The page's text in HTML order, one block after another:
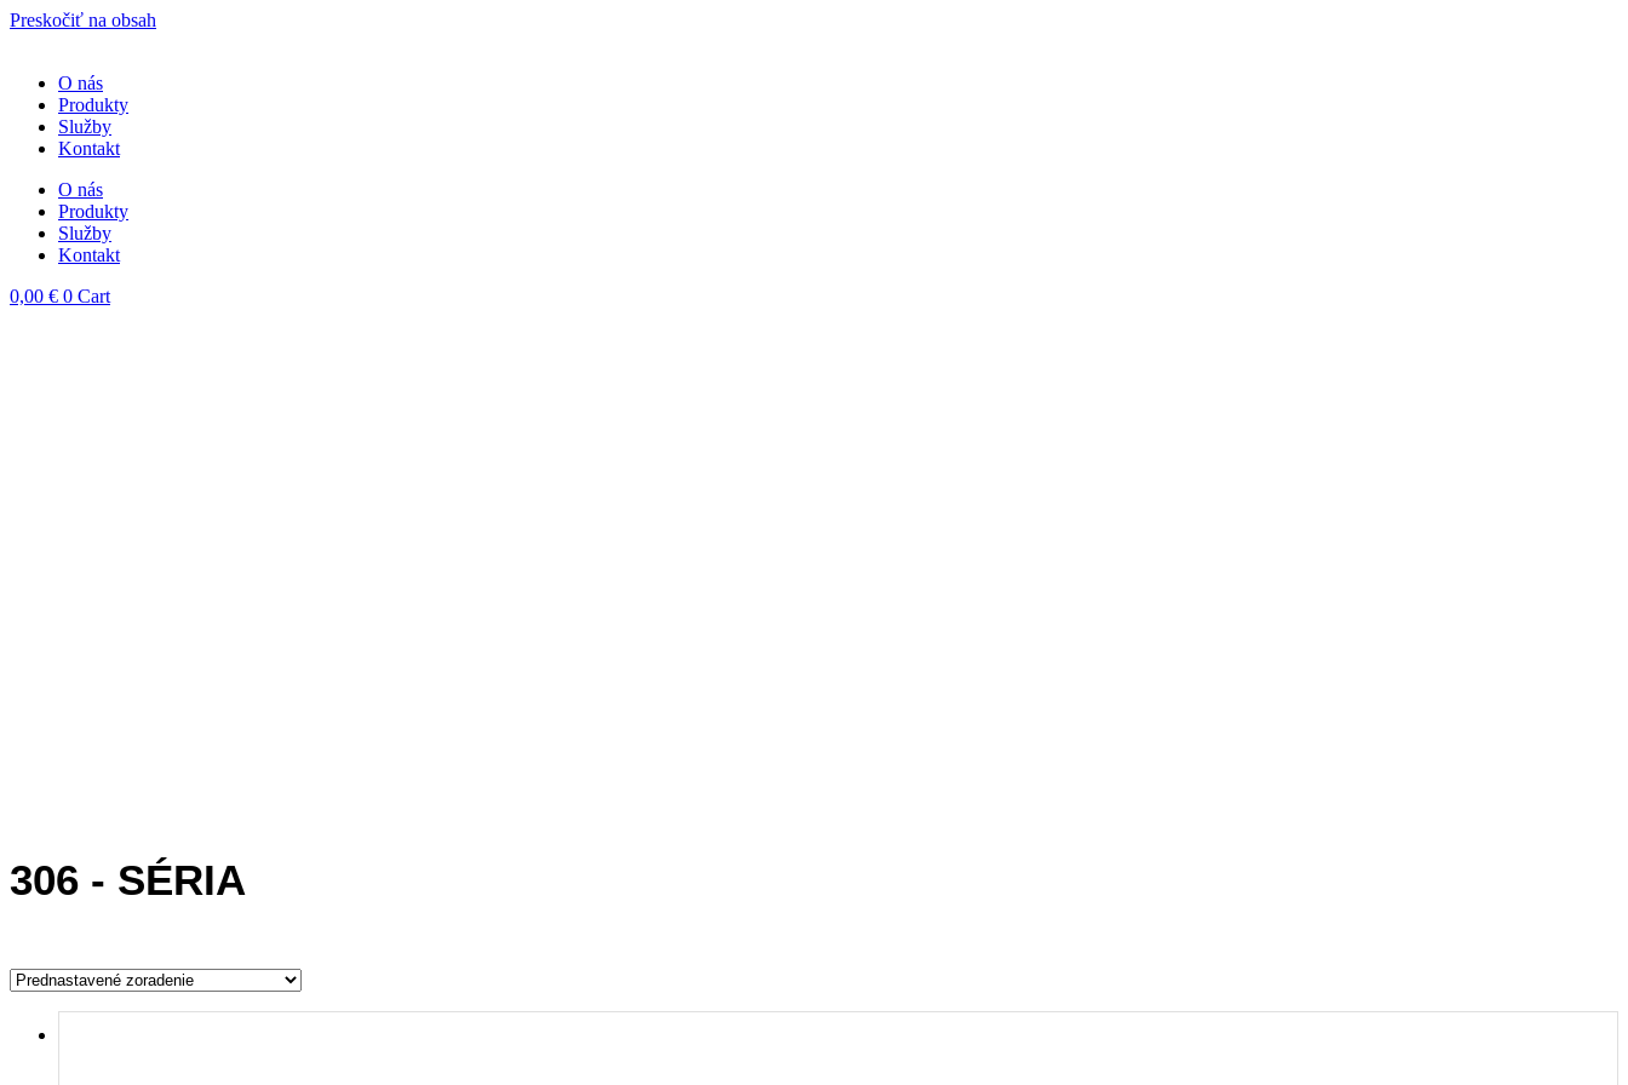
content
Preskočiť na obsah
O nás
Produkty
Služby
Kontakt
O nás
Produkty
Služby
Kontakt
0,00 € 0 Cart
306 - SÉRIA